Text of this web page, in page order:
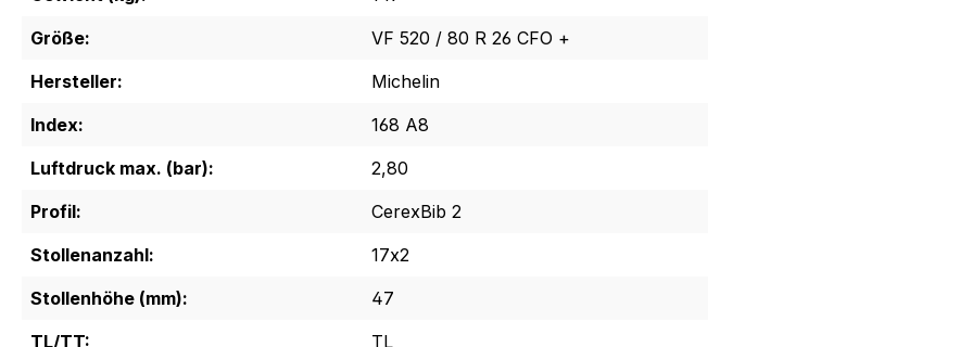
Größe:
VF 520 / 80 R 26 CFO +
Hersteller:
Michelin
Index:
168 A8
Luftdruck max. (bar):
2,80
Profil:
CerexBib 2
Stollenanzahl:
17x2
Stollenhöhe (mm):
47
TL/TT:
TL